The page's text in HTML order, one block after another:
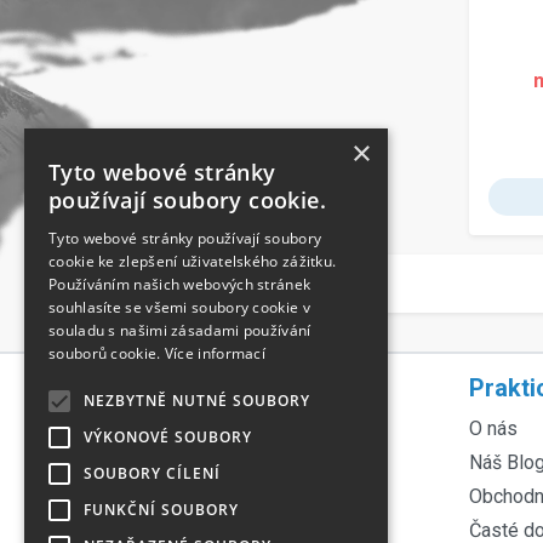
Rychlá navigace
Servis lyží
Servis kol
Půjčovna lyží
O nás
Náš
Časté
×
Tyto webové stránky
používají soubory cookie.
Tyto webové stránky používají soubory
cookie ke zlepšení uživatelského zážitku.
Používáním našich webových stránek
souhlasíte se všemi soubory cookie v
souladu s našimi zásadami používání
souborů cookie. Více informací
NEZBYTNĚ NUTNÉ SOUBORY
VÝKONOVÉ SOUBORY
SOUBORY CÍLENÍ
FUNKČNÍ SOUBORY